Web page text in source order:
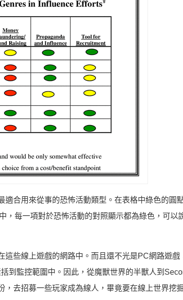
合用來從事的恐怖活動類型。在表格中綠色的圓
，每一項對於恐怖活動的對照顯示都為綠色，可以
些線上遊戲的網路中。而且還不光是PC網路遊戲
到監控範圍中。因此，從魔獸世界的半獸人到
去招募一些玩家成為線人，畢竟要在線上世界挖